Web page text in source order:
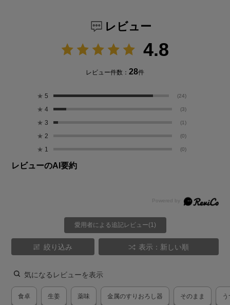
レビュー
4.8
レビュー件数： 28件
★ 5 (24)
★ 4 (3)
★ 3 (1)
★ 2 (0)
★ 1 (0)
レビューのAI要約
愛用者による追記レビュー(1)
絞り込み 表示：新しい順
気になるレビューを表示
食卓 生姜 薬味 金属のすりおろし器 そのまま